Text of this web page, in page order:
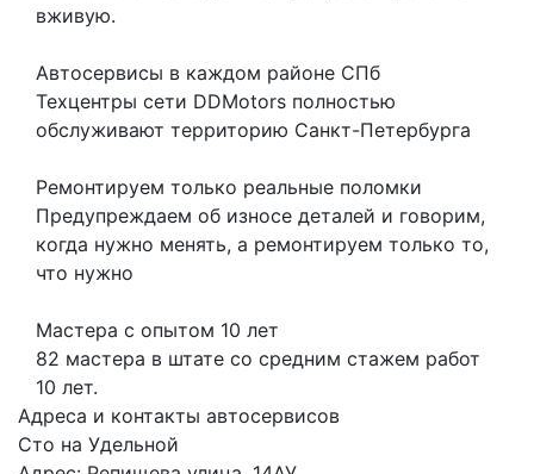
вживую.
Автосервисы в каждом районе СПб
Техцентры сети DDMotors полностью
обслуживают территорию Санкт-Петербурга
Ремонтируем только реальные поломки
Предупреждаем об износе деталей и говорим,
когда нужно менять, а ремонтируем только то,
что нужно
Мастера с опытом 10 лет
82 мастера в штате со средним стажем работ
10 лет.
Адреса и контакты автосервисов
Сто на Удельной